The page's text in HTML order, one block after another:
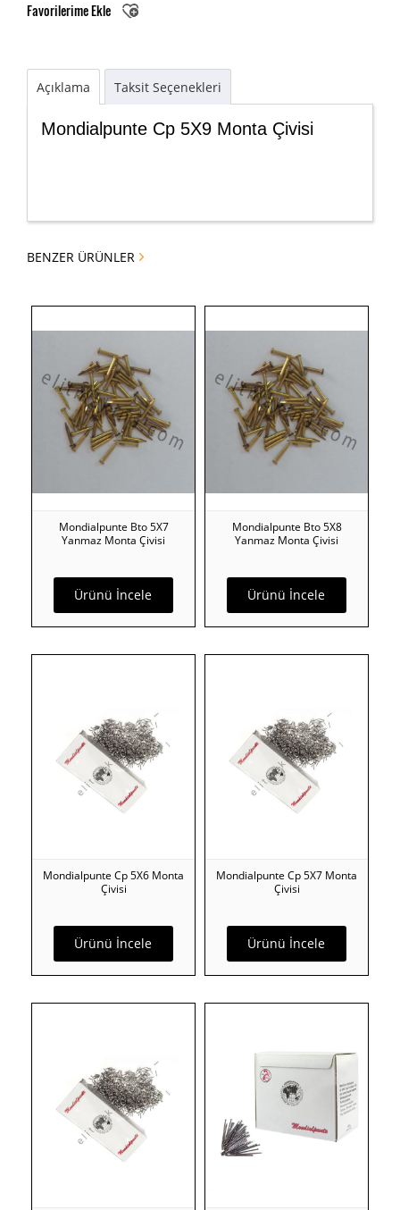
Favorilerime Ekle
Açıklama Taksit Seçenekleri
Mondialpunte Cp 5X9 Monta Çivisi
BENZER ÜRÜNLER
Ürünü İncele
Mondialpunte Bto 5X7
Yanmaz Monta Çivisi
Ürünü İncele
Mondialpunte Bto 5X8
Yanmaz Monta Çivisi
Ürünü İncele
Mondialpunte Cp 5X6 Monta
Çivisi
Ürünü İncele
Mondialpunte Cp 5X7 Monta
Çivisi